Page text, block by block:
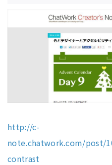
http://c-
note.chatwork.com/post/
contrast